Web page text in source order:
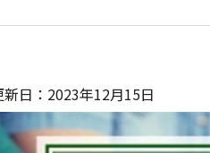
日：2023年12月15日